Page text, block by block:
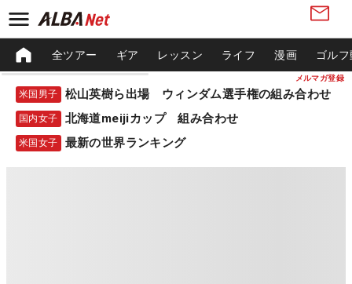
メルマガ登録
全ツアー ギア レッスン ライフ 漫画 ゴル
米国男子 松山英樹ら出場 ウィンダム選手権の組み合わせ
国内女子 北海道meijiカップ 組み合わせ
米国女子 最新の世界ランキング